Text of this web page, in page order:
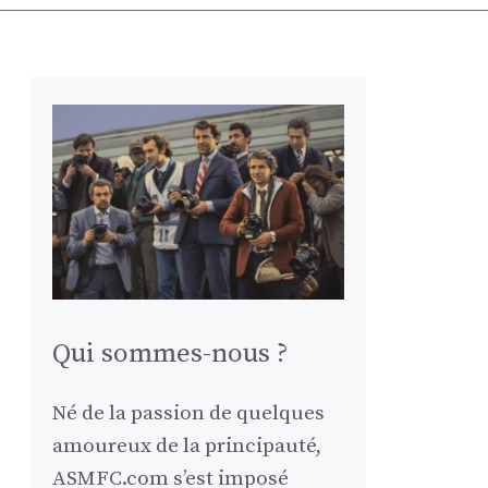
Qui sommes-nous ?
Né de la passion de quelques
amoureux de la principauté,
ASMFC.com s’est imposé